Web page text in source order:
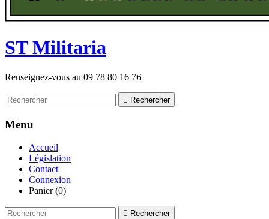
STMilitaria
Renseignez-vous au 09 78 80 16 76
 Rechercher
Menu
Accueil
Législation
Contact
Connexion
Panier (0)
 Rechercher